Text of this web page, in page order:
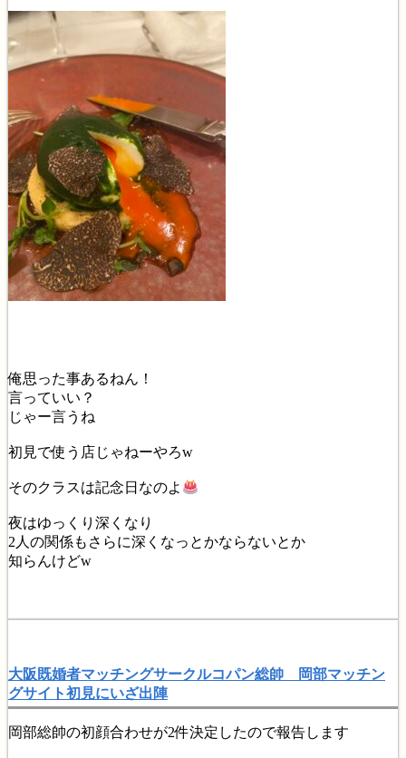
俺思った事あるねん！
言っていい？
じゃー言うね
初見で使う店じゃねーやろw
そのクラスは記念日なのよ
夜はゆっくり深くなり
2人の関係もさらに深くなっとかならないとか
知らんけどw
大阪既婚者マッチングサークルコパン総帥 岡部マッチン
グサイト初見にいざ出陣
岡部総帥の初顔合わせが2件決定したので報告します